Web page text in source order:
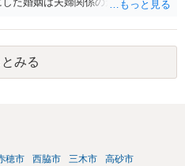
ていただけませんでしょうか？ →
要と言われております。一つは届
思です。 婚姻意思は、夫婦として
意思というとイメージしやすいか
主な目的となります。 したがっ
も、双方は夫婦生活を営む意思が
よって、婚姻は婚姻意思の欠如に
みる
穂市 西脇市 三木市
高砂市